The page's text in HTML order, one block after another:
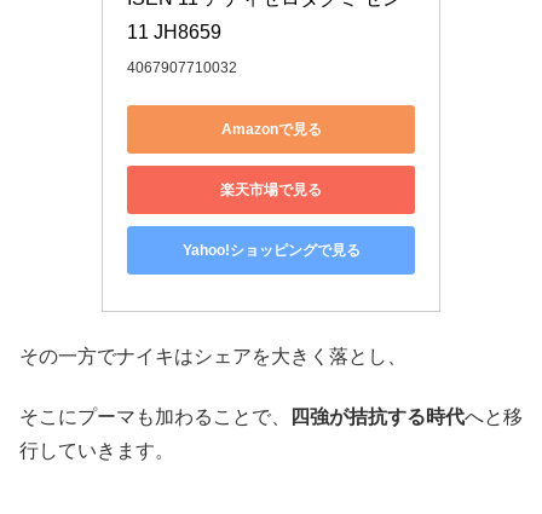
11 JH8659
4067907710032
Amazonで見る
楽天市場で見る
Yahoo!ショッピングで見る
その一方でナイキはシェアを大きく落とし、
そこにプーマも加わることで、 四強が拮抗する時代へと移
行していきます。